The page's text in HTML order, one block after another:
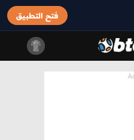
فتح التطبيق